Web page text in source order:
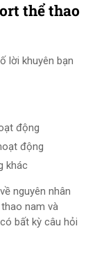
thể thao
lời khuyên bạn
động
động
khác
nguyên nhân
nam và
bất kỳ câu hỏi